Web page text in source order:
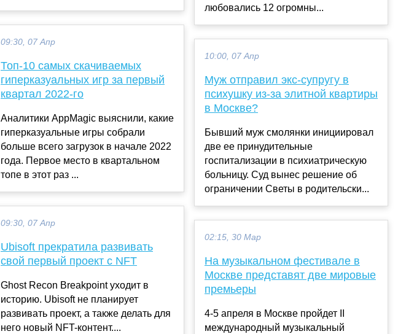
09:30, 07 Апр
Топ-10 самых скачиваемых
гиперказуальных игр за первый
квартал 2022-го
Аналитики AppMagic выяснили, какие
гиперказуальные игры собрали
больше всего загрузок в начале 2022
года. Первое место в квартальном
топе в этот раз ...
09:30, 07 Апр
Ubisoft прекратила развивать
свой первый проект с NFT
Ghost Recon Breakpoint уходит в
историю. Ubisoft не планирует
развивать проект, а также делать для
него новый NFT-контент....
любовались 12 огромны...
10:00, 07 Апр
Муж отправил экс-супругу в
психушку из-за элитной квартиры
в Москве?
Бывший муж смолянки инициировал
две ее принудительные
госпитализации в психиатрическую
больницу. Суд вынес решение об
ограничении Светы в родительски...
02:15, 30 Мар
На музыкальном фестивале в
Москве представят две мировые
премьеры
4-5 апреля в Москве пройдет II
международный музыкальный